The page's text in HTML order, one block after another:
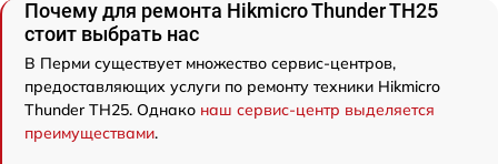
Почему для ремонта Hikmicro Thunder TH25
стоит выбрать нас
В Перми существует множество сервис-центров,
предоставляющих услуги по ремонту техники Hikmicro
Thunder TH25. Однако наш сервис-центр выделяется
преимуществами.